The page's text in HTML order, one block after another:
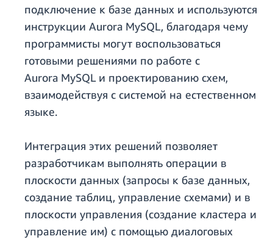
подключение к базе данных и используются
инструкции Aurora MySQL, благодаря чему
программисты могут воспользоваться
готовыми решениями по работе с
Aurora MySQL и проектированию схем,
взаимодействуя с системой на естественном
языке.
Интеграция этих решений позволяет
разработчикам выполнять операции в
плоскости данных (запросы к базе данных,
создание таблиц, управление схемами) и в
плоскости управления (создание кластера и
управление им) с помощью диалоговых